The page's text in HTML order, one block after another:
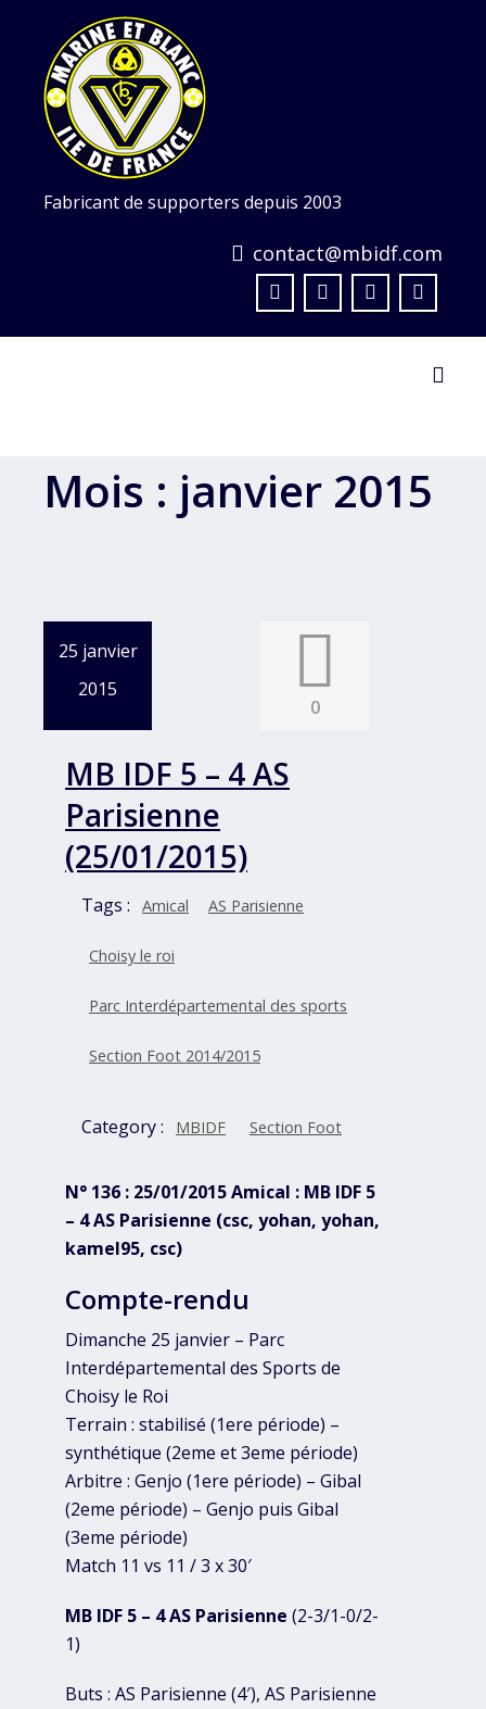
content
Fabricant de supporters depuis 2003
contact@mbidf.com
Mois : janvier 2015
25 janvier
2015
0
MB IDF 5 – 4 AS
Parisienne
(25/01/2015)
Tags : Amical AS Parisienne
Choisy le roi
Parc Interdépartemental des sports
Section Foot 2014/2015
Category : MBIDF Section Foot
N° 136 : 25/01/2015 Amical : MB IDF 5
– 4 AS Parisienne (csc, yohan, yohan,
kamel95, csc)
Compte-rendu
Dimanche 25 janvier – Parc
Interdépartemental des Sports de
Choisy le Roi
Terrain : stabilisé (1ere période) –
synthétique (2eme et 3eme période)
Arbitre : Genjo (1ere période) – Gibal
(2eme période) – Genjo puis Gibal
(3eme période)
Match 11 vs 11 / 3 x 30′
MB IDF 5 – 4 AS Parisienne (2-3/1-0/2-
1)
Buts : AS Parisienne (4′), AS Parisienne